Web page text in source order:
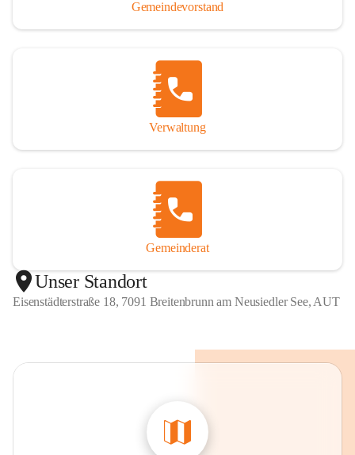
Gemeindevorstand
Verwaltung
Gemeinderat
Unser Standort
Eisenstädterstraße 18, 7091 Breitenbrunn am Neusiedler See, AUT